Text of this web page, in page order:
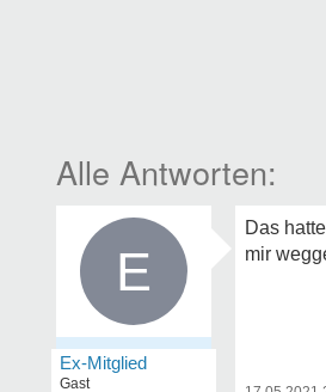
E
Ex-Mitglied
Gast
Das
mir